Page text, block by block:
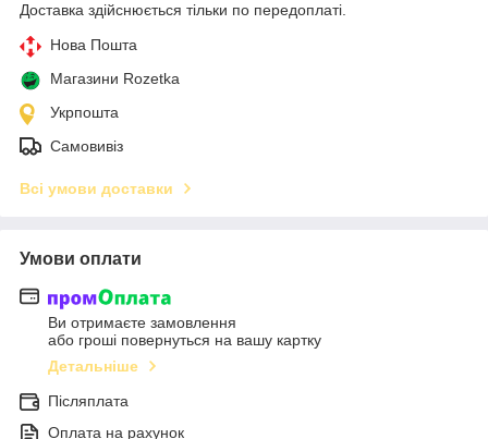
Доставка здійснюється тільки по передоплаті.
Нова Пошта
Магазини Rozetka
Укрпошта
Самовивіз
Всі умови доставки
Умови оплати
Ви отримаєте замовлення
або гроші повернуться на вашу картку
Детальніше
Післяплата
Оплата на рахунок